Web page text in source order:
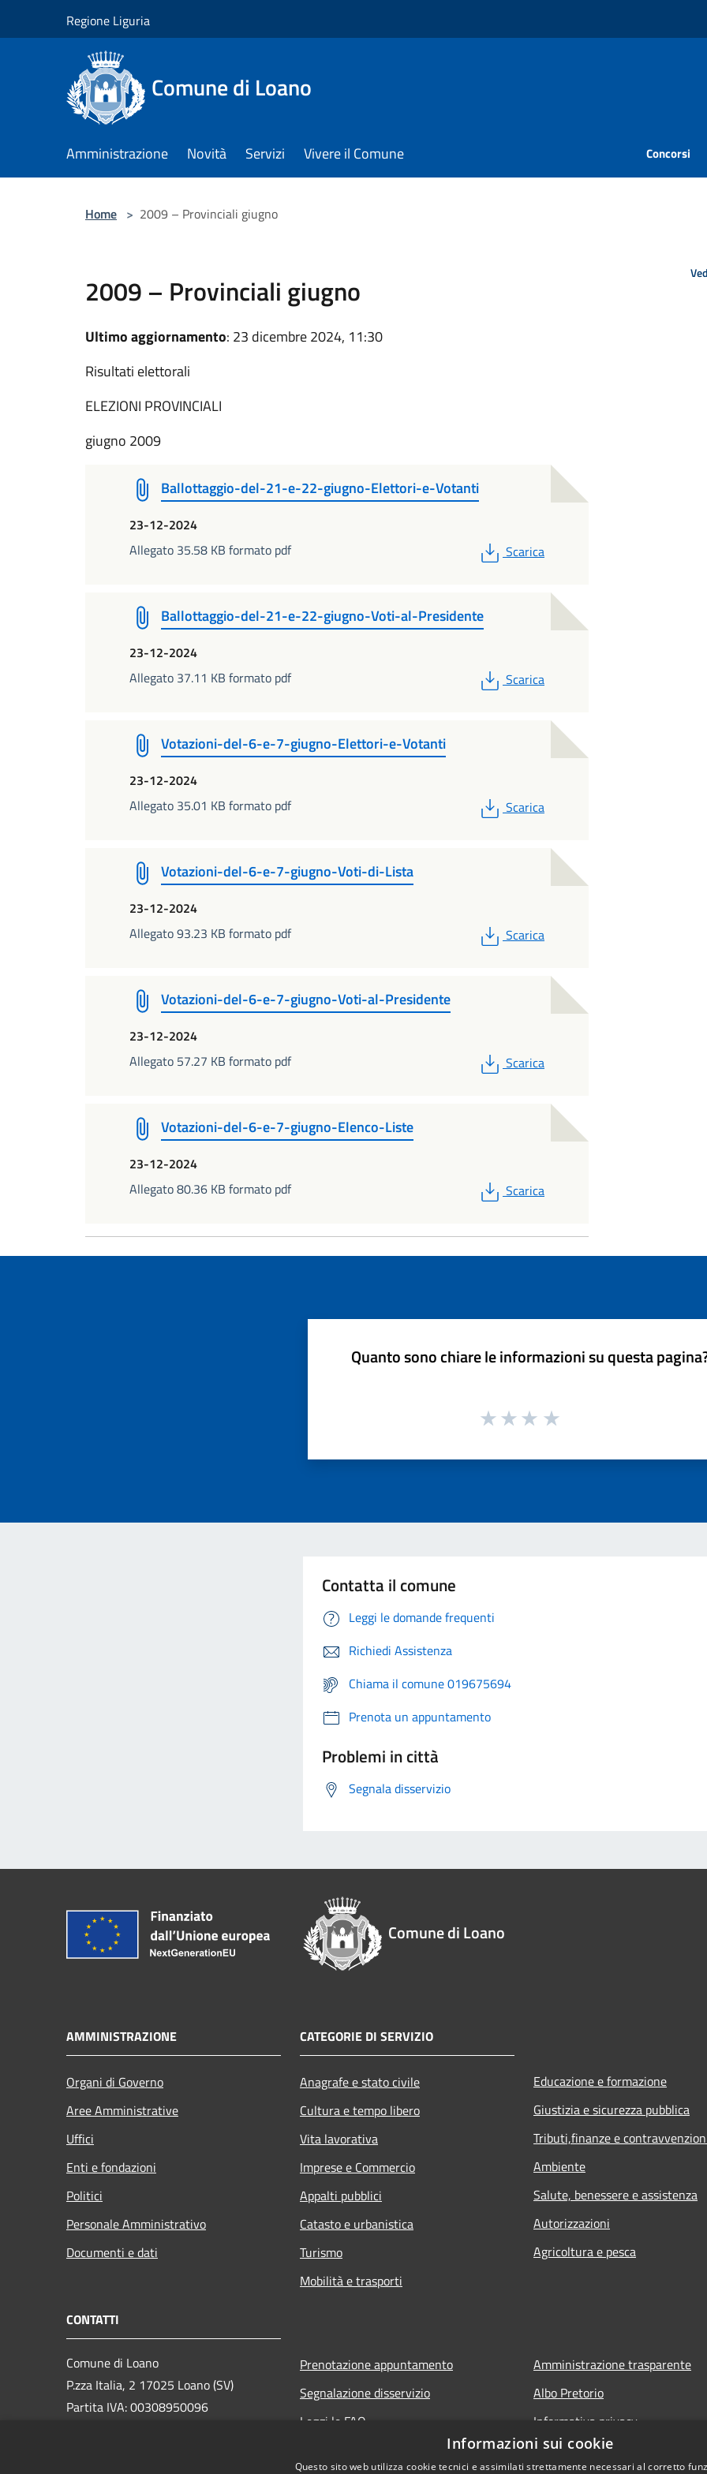
Regione Liguria
Comune di Loano
Amministrazione Novità Servizi Vivere il Comune Concorsi
Home > 2009 – Provinciali giugno
2009 – Provinciali giugno
Ultimo aggiornamento: 23 dicembre 2024, 11:30
Risultati elettorali
ELEZIONI PROVINCIALI
giugno 2009
Ballottaggio-del-21-e-22-giugno-Elettori-e-Votanti
23-12-2024
Allegato 35.58 KB formato pdf
PDF
Scarica
Ballottaggio-del-21-e-22-giugno-Voti-al-Presidente
23-12-2024
Allegato 37.11 KB formato pdf
PDF
Scarica
Votazioni-del-6-e-7-giugno-Elettori-e-Votanti
23-12-2024
Allegato 35.01 KB formato pdf
PDF
Scarica
Votazioni-del-6-e-7-giugno-Voti-di-Lista
23-12-2024
Allegato 93.23 KB formato pdf
PDF
Scarica
Votazioni-del-6-e-7-giugno-Voti-al-Presidente
23-12-2024
Allegato 57.27 KB formato pdf
PDF
Scarica
Votazioni-del-6-e-7-giugno-Elenco-Liste
23-12-2024
Allegato 80.36 KB formato pdf
PDF
Scarica
Quanto sono chiare le informazioni su questa
Contatta il comune
Leggi le domande frequenti
Richiedi Assistenza
Chiama il comune 019675694
Prenota un appuntamento
Problemi in città
Segnala disservizio
Comune di Loano
AMMINISTRAZIONE
Organi di Governo
Aree Amministrative
Uffici
Enti e fondazioni
Politici
Personale Amministrativo
Documenti e dati
CATEGORIE DI SERVIZIO
Anagrafe e stato civile
Cultura e tempo libero
Vita lavorativa
Imprese e Commercio
Appalti pubblici
Catasto e urbanistica
Turismo
Mobilità e trasporti
Educazione e formazione
Giustizia e sicurezza pubblica
Tributi,finanze e
Ambiente
Salute, benessere e assistenza
Autorizzazioni
Agricoltura e pesca
CONTATTI
Comune di Loano
P.zza Italia, 2 17025 Loano (SV)
Partita IVA: 00308950096
Prenotazione appuntamento
Segnalazione disservizio
Leggi le FAQ
Amministrazione trasparente
Albo Pretorio
Informativa privacy
Note legali
Informazioni sui cookie
Questo sito web utilizza cookie tecnici e assimilati strettamente necessari al corretto